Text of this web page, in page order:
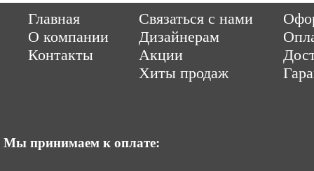
Главная
О компании
Контакты
Связаться с нами
Дизайнерам
Акции
Хиты продаж
Мы принимаем к оплате:
ItCompany Продвижение сайтов by «ВзлЁт»